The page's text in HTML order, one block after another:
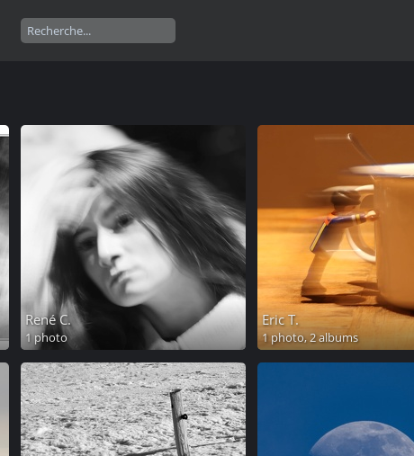
René C.
1 photo
Eric T.
1 photo,2 albums